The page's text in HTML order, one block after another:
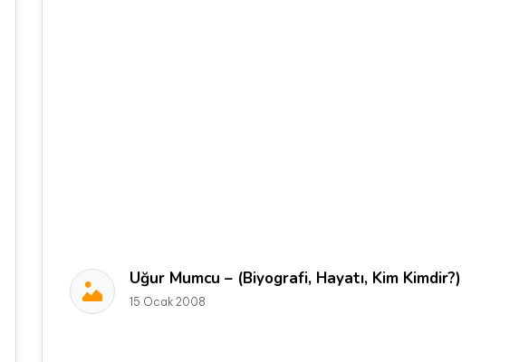
Uğur Mumcu – (Biyografi, Hayatı, Kim Kimdir?)
15 Ocak 2008